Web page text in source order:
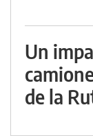
Un
de la